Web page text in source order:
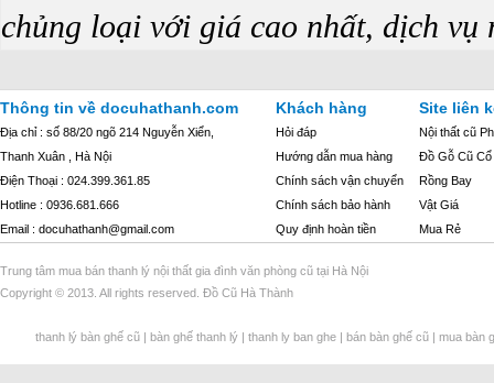
chủng loại với giá cao nhất, dịch vụ
Thông tin về docuhathanh.com
Địa chỉ : số 88/20 ngõ 214 Nguyễn Xiển,
Thanh Xuân , Hà Nội
Điện Thoại : 024.399.361.85
Hotline : 0936.681.666
Email : docuhathanh@gmail.com
Khách hàng
Hỏi đáp
Hướng dẫn mua hàng
Chính sách vận chuyển
Chính sách bảo hành
Quy định hoàn tiền
Site liên
Nội thất cũ
Đồ Gỗ Cũ Cổ
Rồng Bay
Vật Giá
Mua Rẻ
Trung tâm mua bán thanh lý nội thất gia đình văn phòng cũ tại Hà Nội
Copyright © 2013. All rights reserved. Đồ Cũ Hà Thành
thanh lý bàn ghế cũ | bàn ghế thanh lý | thanh ly ban ghe | bán bàn ghế cũ | mua